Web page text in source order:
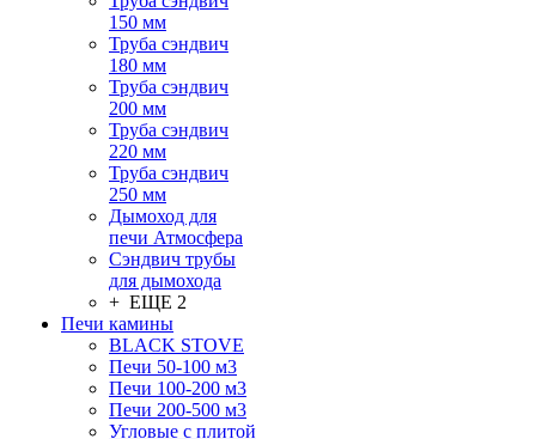
150 мм
Труба сэндвич
180 мм
Труба сэндвич
200 мм
Труба сэндвич
220 мм
Труба сэндвич
250 мм
Дымоход для
печи Атмосфера
Сэндвич трубы
для дымохода
+ ЕЩЕ 2
Печи камины
BLACK STOVE
Печи 50-100 м3
Печи 100-200 м3
Печи 200-500 м3
Угловые с плитой